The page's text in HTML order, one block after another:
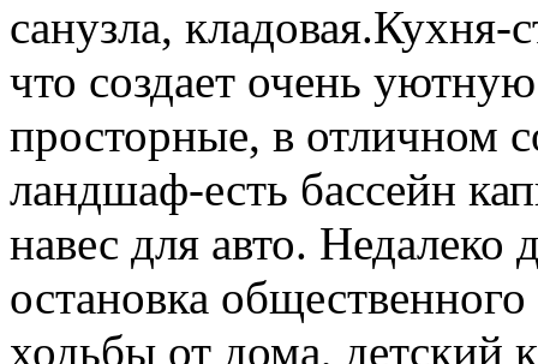
санузла, кладовая.Кухня-
что создает очень
просторные, в отличном
ландшаф-есть бассейн
навес для авто. Недалеко
остановка
ходьбы от дома, детский